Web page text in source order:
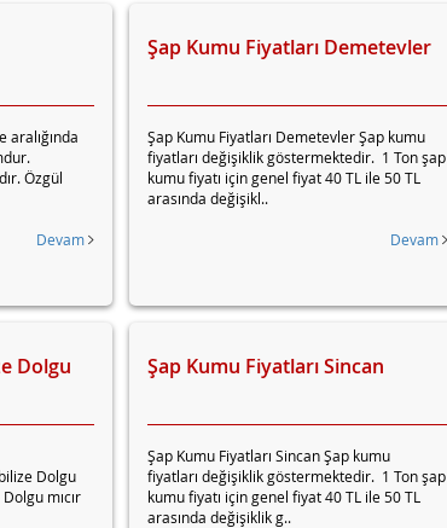
Özgül
Devam
Şap Kumu Fiyatları Demetevler
Şap Kumu Fiyatları Demetevler Şap kumu
fiyatları değişiklik göstermektedir. 1 Ton şap
kumu fiyatı için genel fiyat 40 TL ile 50 TL
arasında değişikl..
Devam
Dolgu
Dolgu
mıcır
Şap Kumu Fiyatları Sincan
Şap Kumu Fiyatları Sincan Şap kumu
fiyatları değişiklik göstermektedir. 1 Ton şap
kumu fiyatı için genel fiyat 40 TL ile 50 TL
arasında değişiklik g..